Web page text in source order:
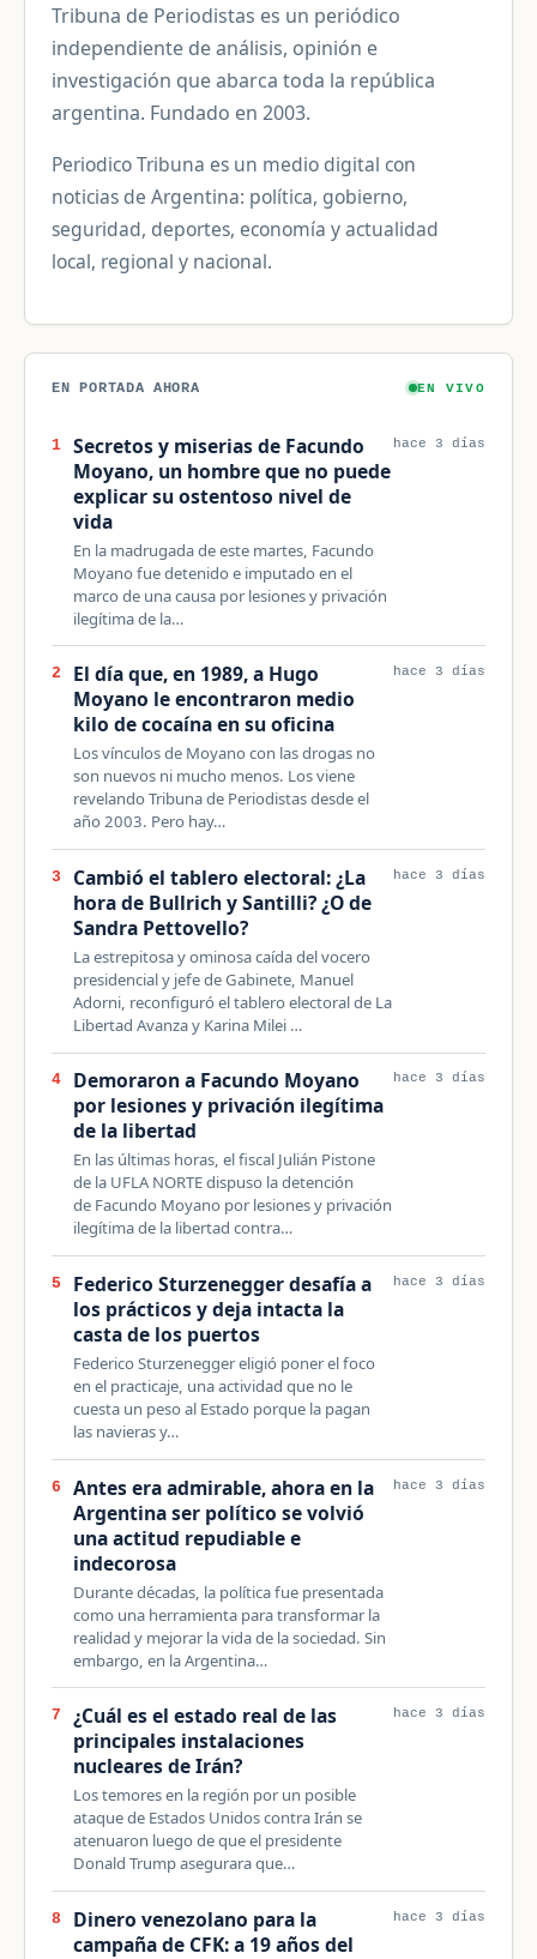
Tribuna de Periodistas es un periódico
independiente de análisis, opinión e
investigación que abarca toda la república
argentina. Fundado en 2003.
Periodico Tribuna es un medio digital con
noticias de Argentina: política, gobierno,
seguridad, deportes, economía y actualidad
local, regional y nacional.
EN PORTADA AHORA EN VIVO
1
Secretos y miserias de Facundo
Moyano, un hombre que no puede
explicar su ostentoso nivel de
vida
En la madrugada de este martes, Facundo
Moyano fue detenido e imputado en el
marco de una causa por lesiones y privación
ilegítima de la…
hace 3 días
2
El día que, en 1989, a Hugo
Moyano le encontraron medio
kilo de cocaína en su oficina
Los vínculos de Moyano con las drogas no
son nuevos ni mucho menos. Los viene
revelando Tribuna de Periodistas desde el
año 2003. Pero hay…
hace 3 días
3
Cambió el tablero electoral: ¿La
hora de Bullrich y Santilli? ¿O de
Sandra Pettovello?
La estrepitosa y ominosa caída del vocero
presidencial y jefe de Gabinete, Manuel
Adorni, reconfiguró el tablero electoral de La
Libertad Avanza y Karina Milei …
hace 3 días
4
Demoraron a Facundo Moyano
por lesiones y privación ilegítima
de la libertad
En las últimas horas, el fiscal Julián Pistone
de la UFLA NORTE dispuso la detención
de Facundo Moyano por lesiones y privación
ilegítima de la libertad contra…
hace 3 días
5
Federico Sturzenegger desafía a
los prácticos y deja intacta la
casta de los puertos
Federico Sturzenegger eligió poner el foco
en el practicaje, una actividad que no le
cuesta un peso al Estado porque la pagan
las navieras y…
hace 3 días
6
Antes era admirable, ahora en la
Argentina ser político se volvió
una actitud repudiable e
indecorosa
Durante décadas, la política fue presentada
como una herramienta para transformar la
realidad y mejorar la vida de la sociedad. Sin
embargo, en la Argentina…
hace 3 días
7
¿Cuál es el estado real de las
principales instalaciones
nucleares de Irán?
Los temores en la región por un posible
ataque de Estados Unidos contra Irán se
atenuaron luego de que el presidente
Donald Trump asegurara que…
hace 3 días
8
Dinero venezolano para la
campaña de CFK: a 19 años del
hace 3 días